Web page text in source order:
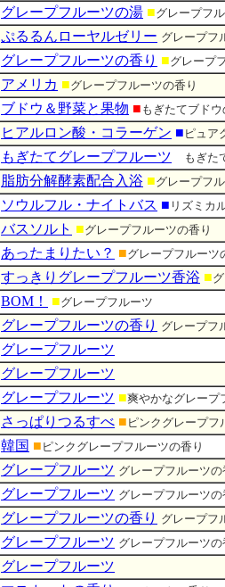
グレープフルーツの湯 ■グレープフ
ぷるるんローヤルゼリー グレープフ
グレープフルーツの香り ■グレープ
アメリカ ■グレープフルーツの香り
ブドウ＆野菜と果物 ■ もぎたてブドウ
ヒアルロン酸・コラーゲン ■ ピュア
もぎたてグレープフルーツ もぎた
脂肪分解酵素配合入浴 ■グレープフ
ソウルフル・ナイトバス ■ リズミカ
バスソルト ■グレープフルーツの香り
あったまりたい？ ■グレープフルーツ
すっきりグレープフルーツ香浴 ■
BOM！ ■グレープフルーツ
グレープフルーツの香り グレープフ
グレープフルーツ
グレープフルーツ
グレープフルーツ ■爽やかなグレープ
さっぱりつるすべ ■ ピンクグレープフ
韓国 ■ ピンクグレープフルーツの香り
グレープフルーツ グレープフルーツの
グレープフルーツ グレープフルーツの
グレープフルーツの香り グレープフ
グレープフルーツ グレープフルーツの
グレープフルーツ